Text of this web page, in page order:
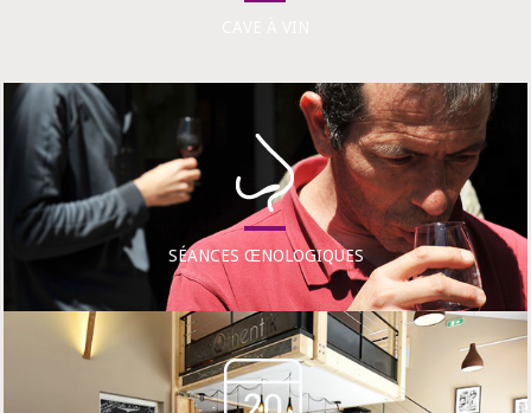
SÉANCES ŒNOLOGIQUES